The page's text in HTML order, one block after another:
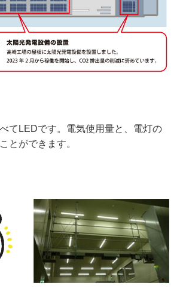
てLEDです。電気使用量と、電灯の
とができます。